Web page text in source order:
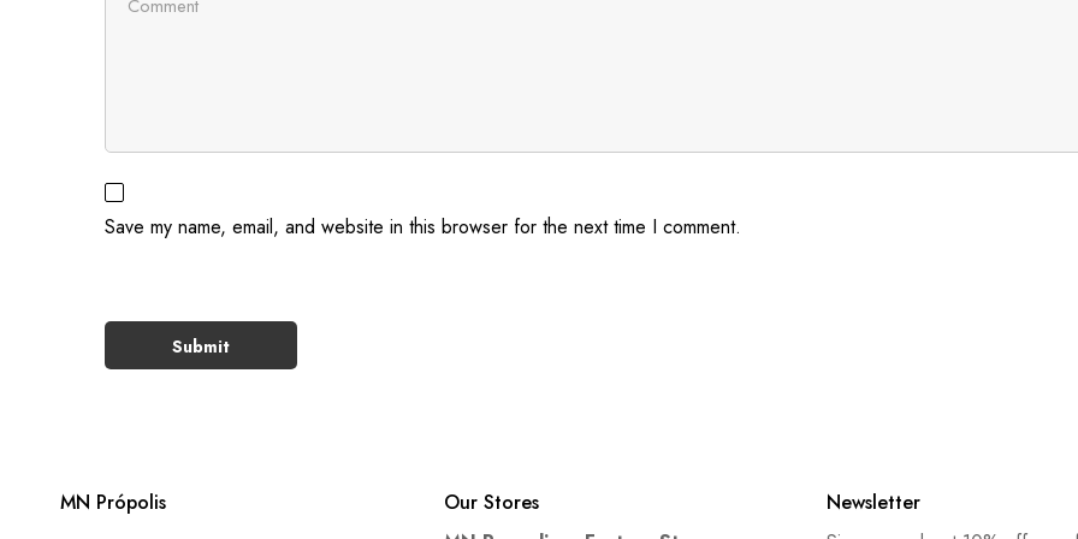
Save my name, email, and website in this browser for the next time I comment.
MN Própolis
Our Stores
Newsletter